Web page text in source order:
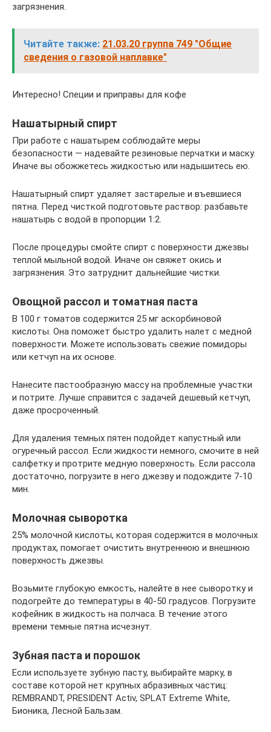
загрязнения.
Читайте также: 21.03.20 группа 749 "Общие
сведения о газовой наплавке"
Интересно! Специи и приправы для кофе
Нашатырный спирт
При работе с нашатырем соблюдайте меры
безопасности — надевайте резиновые перчатки и маску.
Иначе вы обожжетесь жидкостью или надышитесь ею.
Нашатырный спирт удаляет застарелые и въевшиеся
пятна. Перед чисткой подготовьте раствор: разбавьте
нашатырь с водой в пропорции 1:2.
После процедуры смойте спирт с поверхности джезвы
теплой мыльной водой. Иначе он свяжет окись и
загрязнения. Это затруднит дальнейшие чистки.
Овощной рассол и томатная паста
В 100 г томатов содержится 25 мг аскорбиновой
кислоты. Она поможет быстро удалить налет с медной
поверхности. Можете использовать свежие помидоры
или кетчуп на их основе.
Нанесите пастообразную массу на проблемные участки
и потрите. Лучше справится с задачей дешевый кетчуп,
даже просроченный.
Для удаления темных пятен подойдет капустный или
огуречный рассол. Если жидкости немного, смочите в ней
салфетку и протрите медную поверхность. Если рассола
достаточно, погрузите в него джезву и подождите 7-10
мин.
Молочная сыворотка
25% молочной кислоты, которая содержится в молочных
продуктах, помогает очистить внутреннюю и внешнюю
поверхность джезвы.
Возьмите глубокую емкость, налейте в нее сыворотку и
подогрейте до температуры в 40-50 градусов. Погрузите
кофейник в жидкость на полчаса. В течение этого
времени темные пятна исчезнут.
Зубная паста и порошок
Если используете зубную пасту, выбирайте марку, в
составе которой нет крупных абразивных частиц:
REMBRANDT, PRESIDENT Activ, SPLAT Extreme White,
Бионика, Лесной Бальзам.